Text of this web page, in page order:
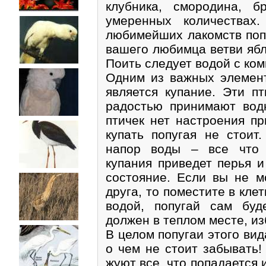
клубника, смородина,
умеренных
любимейших лакомств
вашего любимца ветви
Поить следует водой с
Одним из важных
является купание. Эти
радостью принимают
птичек нет настроения
купать попугая не
напор воды – все что
купания приведет перья
состояние. Если вы не
друга, то поместите в
водой, попугай сам
должен в теплом месте,
В целом попугаи этого
о чем не стоит
жуют все, что попадается